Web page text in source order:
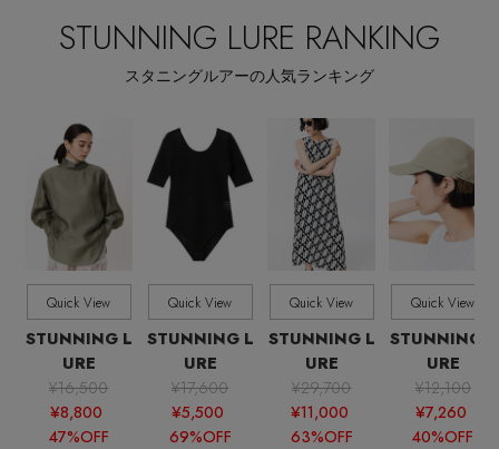
ウェア,カットソー・Tシャツ,キャミソール・タン
クトップ
SIZE 全てのサイズ
販売状況 すべて
価格 全ての価格
STUNNING LURE RANKING
スタニングルアーの人気ランキング
Quick View
STUNNING L
URE
¥16,500
¥8,800
47%OFF
Quick View
STUNNING L
URE
¥17,600
¥5,500
69%OFF
Quick View
STUNNING L
URE
¥29,700
¥11,000
63%OFF
Quick View
STUNNING L
URE
¥12,100
¥7,260
40%OFF